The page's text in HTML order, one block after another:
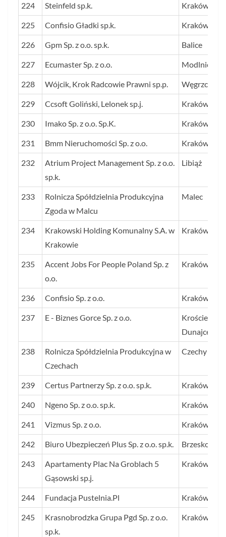
224 Steinfeld sp.k. Kraków
225 Confisio Gładki sp.k. Kraków
226 Gpm Sp. z o.o. sp.k. Balice
227 Ecumaster Sp. z o.o. Modlnica
228 Wójcik, Krok Radcowie Prawni sp.p. Węgrzce
229 Ccsoft Goliński, Lelonek sp.j. Kraków
230 Imako Sp. z o.o. Sp.K. Kraków
231 Bmm Nieruchomości Sp. z o.o. Kraków
232
Atrium Project Management Sp. z o.o.
sp.k.
Libiąż
233
Rolnicza Spółdzielnia Produkcyjna
Zgoda w Malcu
Malec
234
Krakowski Holding Komunalny S.A. w
Krakowie
Kraków
235
Accent Jobs For People Poland Sp. z
o.o.
Kraków
236 Confisio Sp. z o.o. Kraków
237 E - Biznes Gorce Sp. z o.o.
Krościenko
Dunajcem
238
Rolnicza Spółdzielnia Produkcyjna w
Czechach
Czechy
239 Certus Partnerzy Sp. z o.o. sp.k. Kraków
240 Ngeno Sp. z o.o. sp.k. Kraków
241 Vizmus Sp. z o.o. Kraków
242 Biuro Ubezpieczeń Plus Sp. z o.o. sp.k. Brzesko
243
Apartamenty Plac Na Groblach 5
Gąsowski sp.j.
Kraków
244 Fundacja Pustelnia.Pl Kraków
245
Krasnobrodzka Grupa Pgd Sp. z o.o.
sp.k.
Kraków